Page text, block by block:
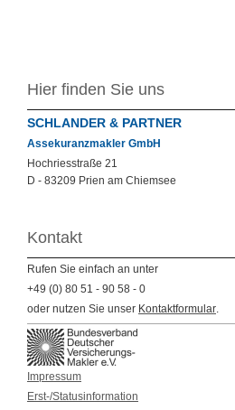
Hier finden Sie uns
SCHLANDER & PARTNER
Assekuranzmakler GmbH
Hochriesstraße 21
D - 83209 Prien am Chiemsee
Kontakt
Rufen Sie einfach an unter
+49 (0) 80 51 - 90 58 - 0
oder nutzen Sie unser Kontaktformular.
Impressum
Erst-/Statusinformation